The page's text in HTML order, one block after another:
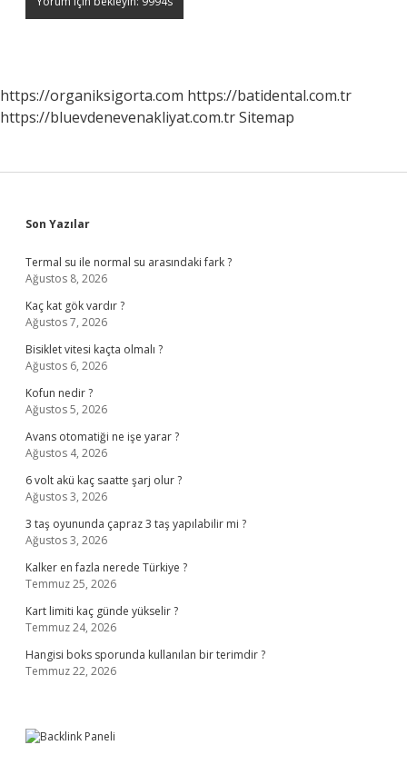
https://organiksigorta.com https://batidental.com.tr
https://bluevdenevenakliyat.com.trSitemap
Sidebar
Son Yazılar
Termal su ile normal su arasındaki fark ?
Ağustos 8, 2026
Kaç kat gök vardır ?
Ağustos 7, 2026
Bisiklet vitesi kaçta olmalı ?
Ağustos 6, 2026
Kofun nedir ?
Ağustos 5, 2026
Avans otomatiği ne işe yarar ?
Ağustos 4, 2026
6 volt akü kaç saatte şarj olur ?
Ağustos 3, 2026
3 taş oyununda çapraz 3 taş yapılabilir mi ?
Ağustos 3, 2026
Kalker en fazla nerede Türkiye ?
Temmuz 25, 2026
Kart limiti kaç günde yükselir ?
Temmuz 24, 2026
Hangisi boks sporunda kullanılan bir terimdir ?
Temmuz 22, 2026